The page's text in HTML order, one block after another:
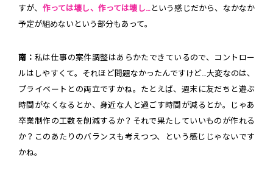
すが、 作っては壊し、作っては壊し…という感じだから、なかなか
予定が組めないという部分もあって。
南： 私は仕事の案件調整はあらかたできているので、コントロー
ルはしやすくて。それほど問題なかったんですけど…大変なのは、
プライベートとの両立ですかね。たとえば、週末に友だちと遊ぶ
時間がなくなるとか、身近な人と過ごす時間が減るとか。じゃあ
卒業制作の工数を削減するか？それで果たしていいものが作れる
か？このあたりのバランスも考えつつ、という感じじゃないです
かね。